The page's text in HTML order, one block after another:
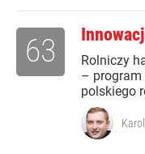
Rolniczy
– program
polskiego
63